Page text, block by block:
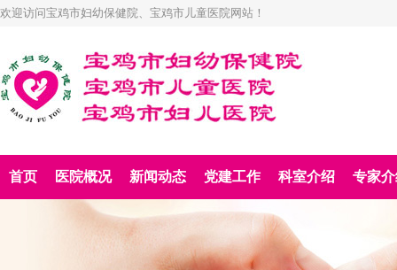
欢迎访问宝鸡市妇幼保健院、宝鸡市儿童医院网站！
首页 医院概况 新闻动态 党建工作 科室介绍 专家